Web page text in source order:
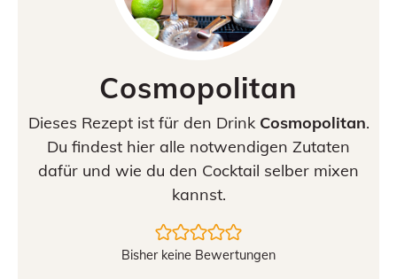
Cosmopolitan
Dieses Rezept ist für den Drink Cosmopolitan.
Du findest hier alle notwendigen Zutaten
dafür und wie du den Cocktail selber mixen
kannst.
Bisher keine Bewertungen